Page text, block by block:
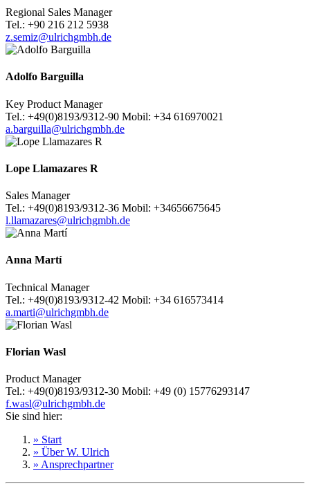
Regional Sales Manager
Tel.: +90 216 212 5938
z.semiz@ulrichgmbh.de
Adolfo Barguilla
Key Product Manager
Tel.: +49(0)8193/9312-90 Mobil: +34 616970021
a.barguilla@ulrichgmbh.de
Lope Llamazares R
Sales Manager
Tel.: +49(0)8193/9312-36 Mobil: +34656675645
l.llamazares@ulrichgmbh.de
Anna Martí
Technical Manager
Tel.: +49(0)8193/9312-42 Mobil: +34 616573414
a.marti@ulrichgmbh.de
Florian Wasl
Product Manager
Tel.: +49(0)8193/9312-30 Mobil: +49 (0) 15776293147
f.wasl@ulrichgmbh.de
Sie sind hier:
» Start
» Über W. Ulrich
» Ansprechpartner